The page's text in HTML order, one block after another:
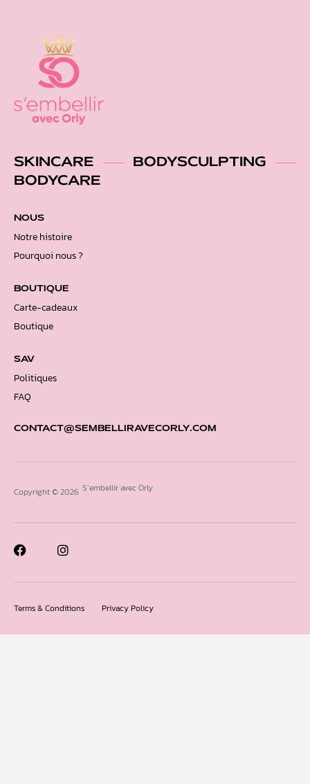
SKINCARE
BODYSCULPTING
BODYCARE
NOUS
Notre histoire
Pourquoi nous ?
BOUTIQUE
Carte-cadeaux
Boutique
SAV
Politiques
FAQ
CONTACT@SEMBELLIRAVECORLY.COM
Copyright © 2026 S’embellir avec Orly.
Terms & Conditions Privacy Policy